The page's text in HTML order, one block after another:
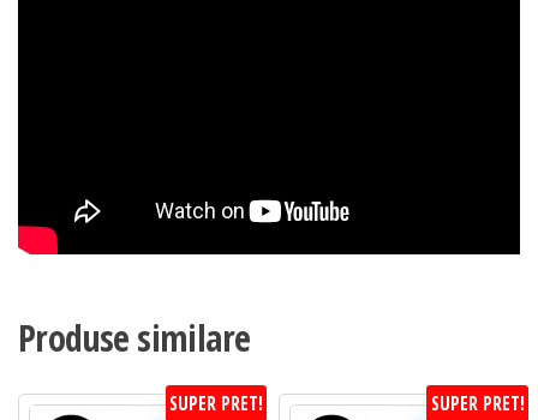
Produse similare
SUPER PRET! SUPER PRET!